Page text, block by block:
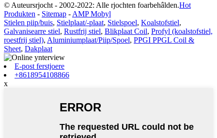
© Auteursrjocht - 2002-2022: Alle rjochten foarbehâlden.Hot
Produkten - Sitemap - AMP Mobyl
Stielen piip/buis, Stielplaat/-plaat, Stielspoel, Koalstofstiel,
Galvanisearre stiel, Rustfrij stiel, Blikplaat Coil, Profyl (koalstofstiel,
roestfrij stiel), Aluminiumplaat/Piip/Spoel, PPGI PPGL Coil &
Sheet, Dakplaat
E-post ferstjoere
+8618954108866
x